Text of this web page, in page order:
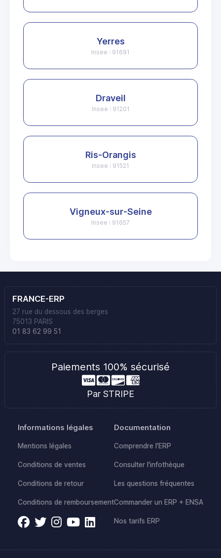
Yerres
Insee : 91691
Draveil
Insee : 91201
Ris-Orangis
Insee : 91521
Vigneux-sur-Seine
Insee : 91657
FRANCE-ERP
27 rue du dessous des berges
75013 PARIS
01 83 62 99 51
Paiements 100% sécurisé
Par STRIPE
Informations légales
Mentions légales
Conditions de ventes
Conditions de retour
Conditions de remboursement
Documentation
Comprendre l'ERP
Consulter l'infothèque
Les questions fréquentes
Commander un ERP + ENSA
Nos tarifs ERP